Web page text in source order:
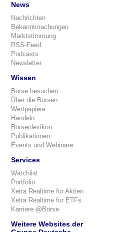
News
Nachrichten
Bekanntmachungen
Marktstimmung
RSS-Feed
Podcasts
Newsletter
Wissen
Börse besuchen
Über die Börsen
Wertpapiere
Handeln
Börsenlexikon
Publikationen
Events und Webinare
Services
Watchlist
Portfolio
Xetra Realtime für Aktien
Xetra Realtime für ETFs
Karriere @Börse
Weitere Websites der